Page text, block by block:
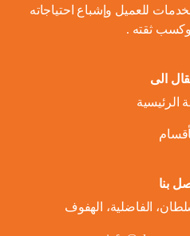
للعميل وإشباع احتياجاته
وكسب ثقته .
الى
الرئيسية
بنا
الفاضلية، الهفوف